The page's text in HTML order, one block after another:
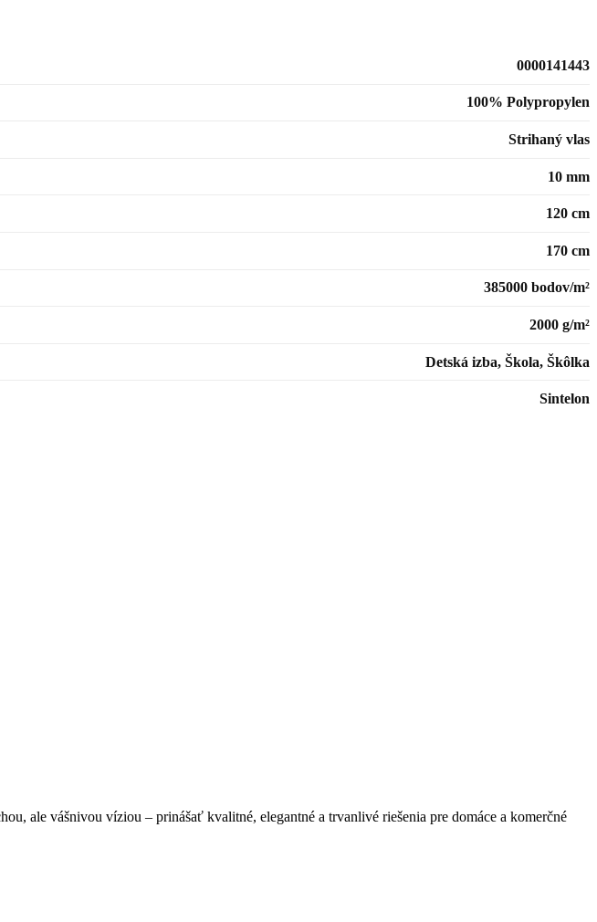
0000141443
100% Polypropylen
Strihaný vlas
10 mm
120 cm
170 cm
385000 bodov/m²
2000 g/m²
Detská izba, Škola, Škôlka
Sintelon
ale vášnivou víziou – prinášať kvalitné, elegantné a trvanlivé riešenia pre domáce a komerčné